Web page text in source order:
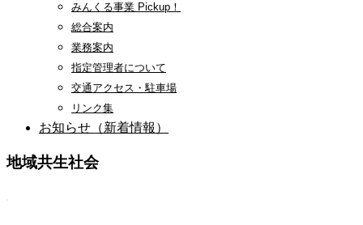
みんくる事業 Pickup！
総合案内
業務案内
指定管理者について
交通アクセス・駐車場
リンク集
お知らせ（新着情報）
地域共生社会